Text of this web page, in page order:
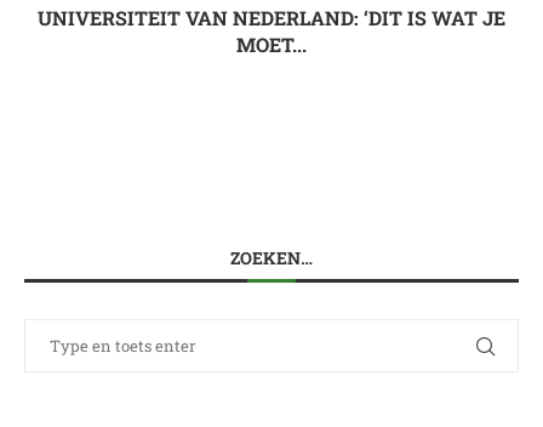
UNIVERSITEIT VAN NEDERLAND: ‘DIT IS WAT JE
MOET...
ZOEKEN…